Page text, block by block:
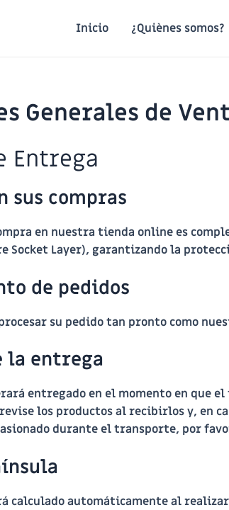
Inicio ¿Quiènes somos?
Generales de
Entrega
sus compras
en nuestra tienda online es
Socket Layer), garantizando la
de pedidos
su pedido tan pronto como
la entrega
entregado en el momento en que
los productos al recibirlos y, en
durante el transporte, por
calculado automáticamente al